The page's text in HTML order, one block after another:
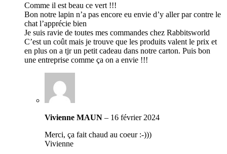
Comme il est beau ce vert !!!
Bon notre lapin n’a pas encore eu envie d’y aller par contre le
chat l’apprécie bien
Je suis ravie de toutes mes commandes chez Rabbitsworld
C’est un coût mais je trouve que les produits valent le prix et
en plus on a tjr un petit cadeau dans notre carton. Puis bon
une entreprise comme ça on a envie !!!
Vivienne MAUN – 16 février 2024
Merci, ça fait chaud au coeur :-)))
Vivienne